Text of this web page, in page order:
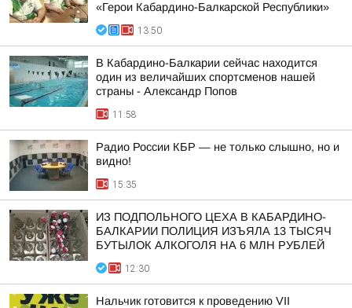
«Герои Кабардино-Балкарской Республики»
13:50
В Кабардино-Балкарии сейчас находится
один из величайших спортсменов нашей
страны - Александр Попов
11:58
Радио России КБР — не только слышно, но и
видно!
15:35
ИЗ ПОДПОЛЬНОГО ЦЕХА В КАБАРДИНО-
БАЛКАРИИ ПОЛИЦИЯ ИЗЪЯЛА 13 ТЫСЯЧ
БУТЫЛОК АЛКОГОЛЯ НА 6 МЛН РУБЛЕЙ
12:30
Нальчик готовится к проведению VII